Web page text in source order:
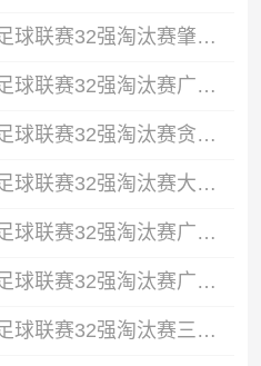
08月04日佛山西甲足球联赛32强淘汰赛肇庆恒骏成VS三七互娱全场录像
08月04日佛山西甲足球联赛32强淘汰赛广东西南建设VS香港圣徒全场录像
08月04日佛山西甲足球联赛32强淘汰赛贪玩游戏VS美的薪火全场录像
08月03日佛山西甲足球联赛32强淘汰赛大塘控股VS茂名市点都得全场录像
08月03日佛山西甲足球联赛32强淘汰赛广东客家青年VS广州英华思力U17全场录像
08月03日佛山西甲足球联赛32强淘汰赛广东凤铝VS湛江八部科技全场录像
08月03日佛山西甲足球联赛32强淘汰赛三水乐民兴健力宝VS中国澳门澳科精英全场录像